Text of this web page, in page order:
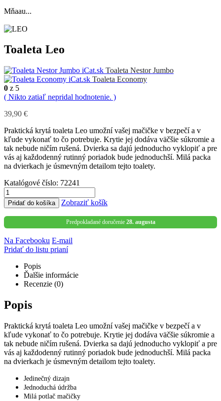
Mňaau...
Toaleta Leo
Toaleta Nestor Jumbo
Toaleta Economy
0 z 5
( Nikto zatiaľ nepridal hodnotenie. )
39,90 €
Praktická krytá toaleta Leo umožní vašej mačičke v bezpečí a v
kľude vykonať to čo potrebuje. Krytie jej dodáva väčšie súkromie a
tak nebude ničím rušená. Dvierka sa dajú jednoducho vyklopiť a pre
vás aj každodenný rutinný poriadok bude jednoduchší. Milá packa
na dvierkach je úsmevným detailom tejto toalety.
Katalógové číslo: 72241
Pridať do košíka Zobraziť košík
Predpokladané doručenie 28. augusta
Na Facebooku E-mail
Pridať do listu prianí
Popis
Ďalšie informácie
Recenzie (0)
Popis
Praktická krytá toaleta Leo umožní vašej mačičke v bezpečí a v
kľude vykonať to čo potrebuje. Krytie jej dodáva väčšie súkromie a
tak nebude ničím rušená. Dvierka sa dajú jednoducho vyklopiť a pre
vás aj každodenný rutinný poriadok bude jednoduchší. Milá packa
na dvierkach je úsmevným detailom tejto toalety.
Jedinečný dizajn
Jednoduchá údržba
Milá potlač mačičky